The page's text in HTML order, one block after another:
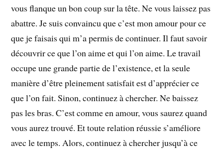
vous flanque un bon coup sur la tête. Ne vous laissez pas
abattre. Je suis convaincu que c’est mon amour pour ce
que je faisais qui m’a permis de continuer. Il faut savoir
découvrir ce que l’on aime et qui l’on aime. Le travail
occupe une grande partie de l’existence, et la seule
manière d’être pleinement satisfait est d’apprécier ce
que l’on fait. Sinon, continuez à chercher. Ne baissez
pas les bras. C’est comme en amour, vous saurez quand
vous aurez trouvé. Et toute relation réussie s’améliore
avec le temps. Alors, continuez à chercher jusqu’à ce